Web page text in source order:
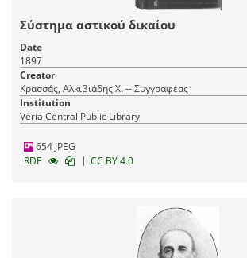
Σύστημα αστικού δικαίου
Date
1897
Creator
Κρασσάς, Αλκιβιάδης Χ. -- Συγγραφέας
Institution
Veria Central Public Library
654 JPEG
RDF
| CC BY 4.0